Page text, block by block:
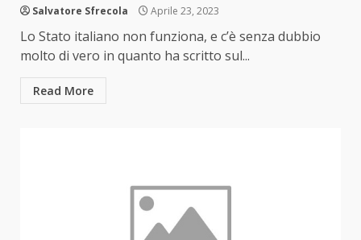
Salvatore Sfrecola Aprile 23, 2023
Lo Stato italiano non funziona, e c’è senza dubbio
molto di vero in quanto ha scritto sul...
Read More